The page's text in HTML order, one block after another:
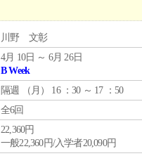
川野 文彰
4月 10日 ～ 6月 26日
B Week
隔週 （ 月 ） 16 ：30 ～ 17 ：50
全6回
22,360円
一般22,360円/入学者20,090円